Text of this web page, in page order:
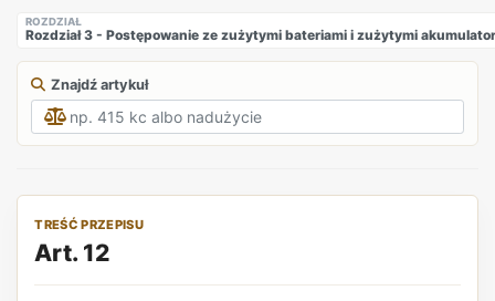
ROZDZIAŁ
Rozdział 3 - Postępowanie ze zużytymi bateriami i zużytymi
Znajdź artykuł
TREŚĆ PRZEPISU
Art. 12